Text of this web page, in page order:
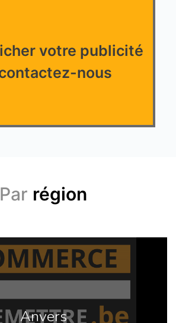
votre publicité
nous
Par région
Anvers